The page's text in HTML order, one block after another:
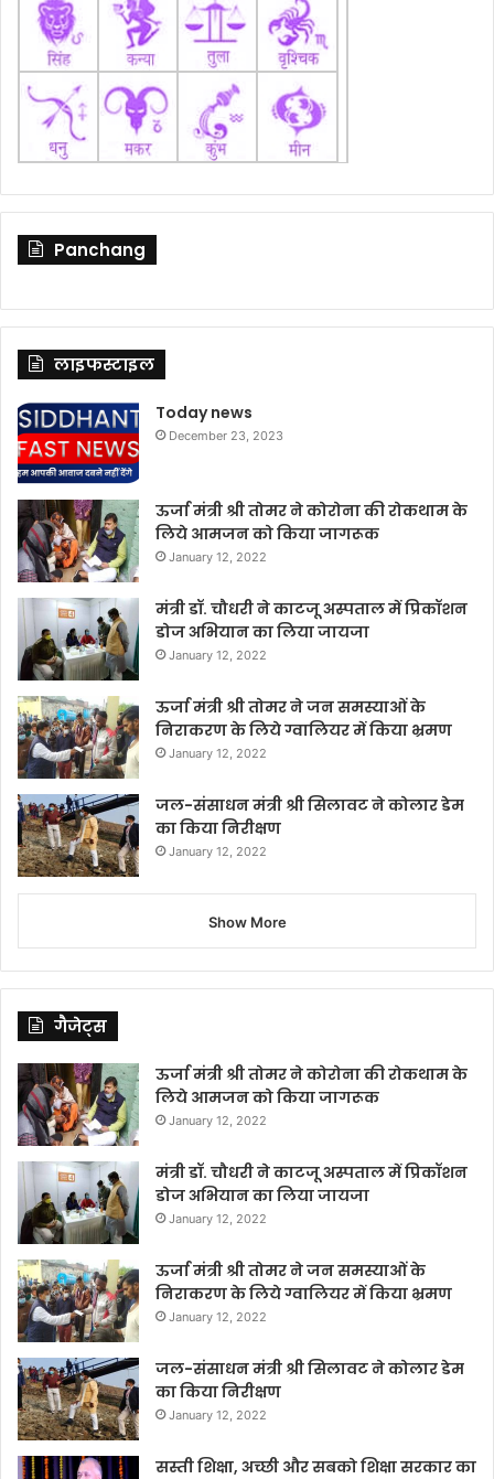
Panchang
लाइफस्टाइल
Today news
December 23, 2023
ऊर्जा मंत्री श्री तोमर ने कोरोना की रोकथाम के
लिये आमजन को किया जागरूक
January 12, 2022
मंत्री डॉ. चौधरी ने काटजू अस्पताल में प्रिकॉशन
डोज अभियान का लिया जायजा
January 12, 2022
ऊर्जा मंत्री श्री तोमर ने जन समस्याओं के
निराकरण के लिये ग्वालियर में किया भ्रमण
January 12, 2022
जल-संसाधन मंत्री श्री सिलावट ने कोलार डेम
का किया निरीक्षण
January 12, 2022
Show More
गैजेट्स
ऊर्जा मंत्री श्री तोमर ने कोरोना की रोकथाम के
लिये आमजन को किया जागरूक
January 12, 2022
मंत्री डॉ. चौधरी ने काटजू अस्पताल में प्रिकॉशन
डोज अभियान का लिया जायजा
January 12, 2022
ऊर्जा मंत्री श्री तोमर ने जन समस्याओं के
निराकरण के लिये ग्वालियर में किया भ्रमण
January 12, 2022
जल-संसाधन मंत्री श्री सिलावट ने कोलार डेम
का किया निरीक्षण
January 12, 2022
सस्ती शिक्षा, अच्छी और सबको शिक्षा सरकार का